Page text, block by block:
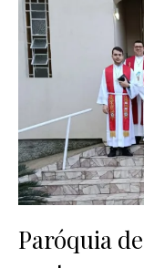
Paróquia